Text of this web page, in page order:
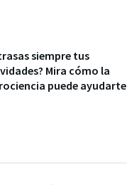
siempre tus
Mira cómo la
puede ayudarte